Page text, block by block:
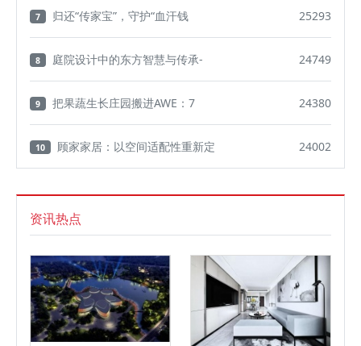
7 归还“传家宝”，守护“血汗钱 25293
8 庭院设计中的东方智慧与传承- 24749
9 把果蔬生长庄园搬进AWE：7 24380
10 顾家家居：以空间适配性重新定 24002
资讯热点